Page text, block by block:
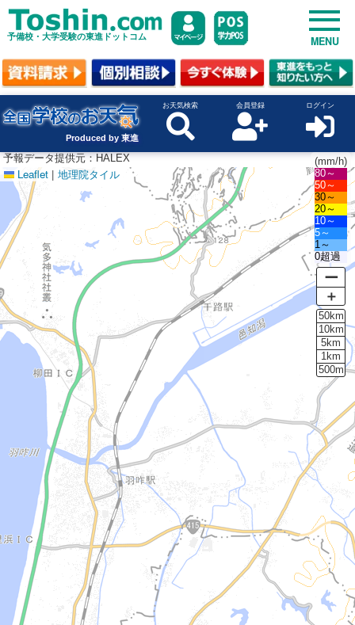
予備校・大学受験の東進ドットコム MENU
Produced by 東進
お天気検索 会員登録 ログイン
Leaflet | 地理院タイル
(mm/h)
80～
50～
30～
20～
10～
5～
1～
0超過
ー
＋
50km
10km
5km
1km
500m
予報データ提供元：HALEX